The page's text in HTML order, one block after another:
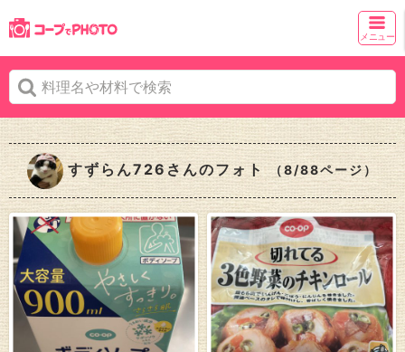
メニュー
すずらん726さんのフォト（8/88ページ）